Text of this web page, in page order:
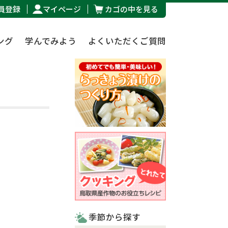
登録 マイページ カゴの中を見る
グ 学んでみよう よくいただくご質問
季節から探す